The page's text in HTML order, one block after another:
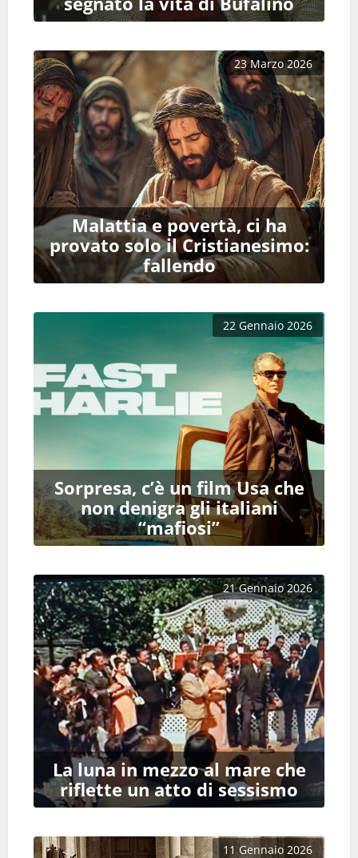
Malattia e povertà, ci ha
provato solo il Cristianesimo:
fallendo
23 Marzo 2026
Sorpresa, c’è un film Usa che
non denigra gli italiani
“mafiosi”
22 Gennaio 2026
La luna in mezzo al mare che
riflette un atto di sessismo
21 Gennaio 2026
11 Gennaio 2026